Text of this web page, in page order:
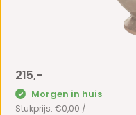
215,-
Morgen in huis
Stukprijs:€0,00 /